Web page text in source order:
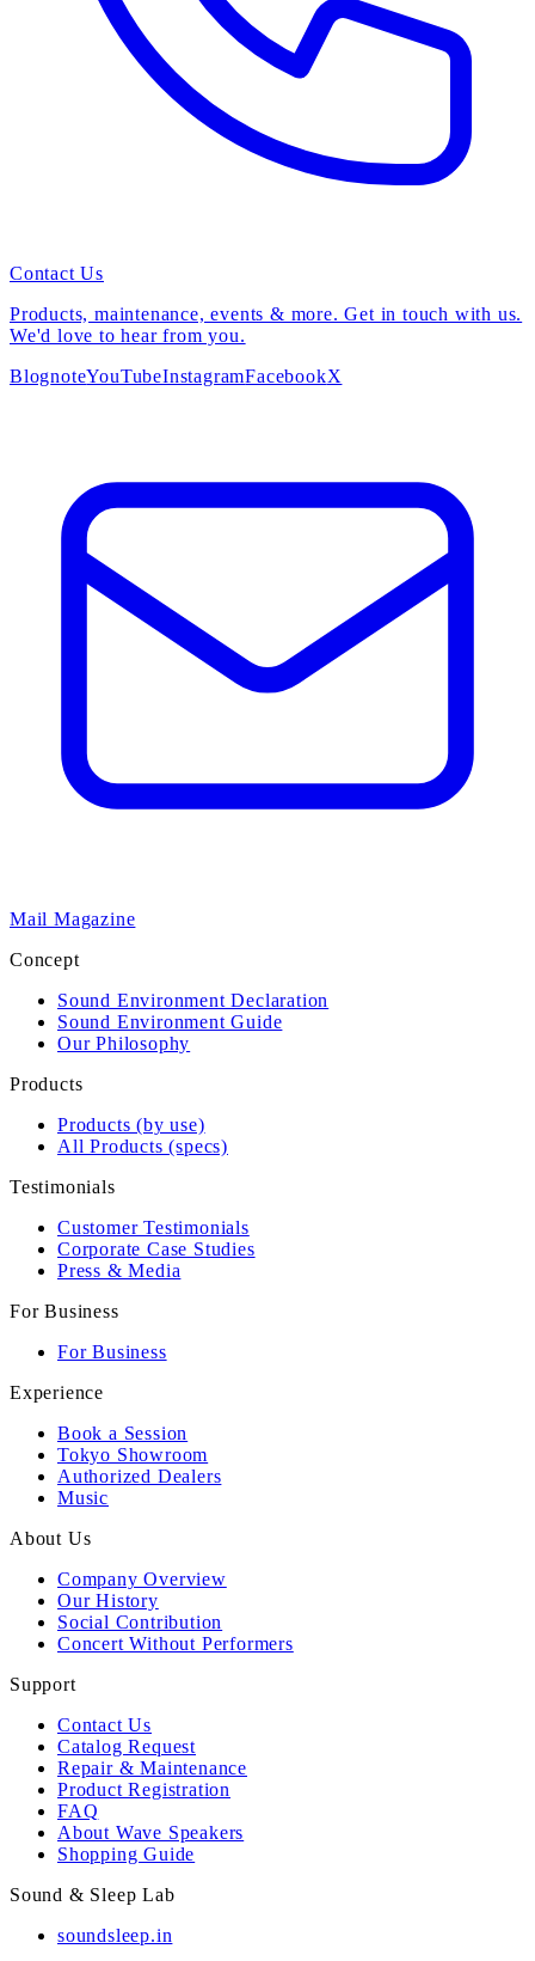
Contact Us
Products, maintenance, events & more. Get in touch with us.
We'd love to hear from you.
BlognoteYouTubeInstagramFacebookX
Mail Magazine
Concept
Sound Environment Declaration
Sound Environment Guide
Our Philosophy
Products
Products (by use)
All Products (specs)
Testimonials
Customer Testimonials
Corporate Case Studies
Press & Media
For Business
For Business
Experience
Book a Session
Tokyo Showroom
Authorized Dealers
Music
About Us
Company Overview
Our History
Social Contribution
Concert Without Performers
Support
Contact Us
Catalog Request
Repair & Maintenance
Product Registration
FAQ
About Wave Speakers
Shopping Guide
Sound & Sleep Lab
soundsleep.in